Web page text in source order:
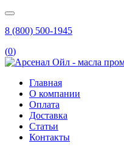
8 (800) 500-1945
(0)
Главная
О компании
Оплата
Доставка
Статьи
Контакты